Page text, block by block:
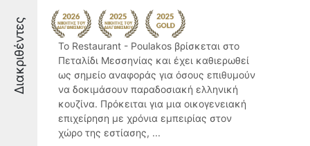
Διακριθέντες
Το Restaurant - Poulakos βρίσκεται στο
Πεταλίδι Μεσσηνίας και έχει καθιερωθεί
ως σημείο αναφοράς για όσους επιθυμούν
να δοκιμάσουν παραδοσιακή ελληνική
κουζίνα. Πρόκειται για μια οικογενειακή
επιχείρηση με χρόνια εμπειρίας στον
χώρο της εστίασης, ...